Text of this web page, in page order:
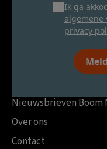
Ik ga
algemene
privacy
Nieuwsbrieven Boom
Over ons
Contact